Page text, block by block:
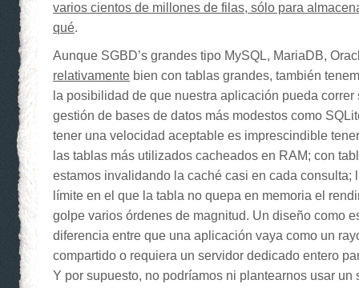
varios cientos de millones de filas, sólo para
qué.
Aunque SGBD’s grandes tipo MySQL, MariaDB,
relativamente bien con tablas grandes, también
la posibilidad de que nuestra aplicación pueda correr
gestión de bases de datos más modestos como
tener una velocidad aceptable es imprescindible
las tablas más utilizados cacheados en RAM; con
estamos invalidando la caché casi en cada consulta;
límite en el que la tabla no quepa en memoria el
golpe varios órdenes de magnitud. Un diseño como
diferencia entre que una aplicación vaya como un
compartido o requiera un servidor dedicado entero
Y por supuesto, no podríamos ni plantearnos usar un